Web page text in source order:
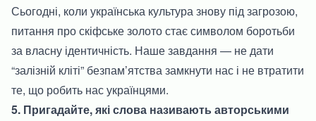
Сьогодні, коли українська культура знову під загрозою,
питання про скіфське золото стає символом боротьби
за власну ідентичність. Наше завдання — не дати
“залізній кліті” безпам’ятства замкнути нас і не втратити
те, що робить нас українцями.
5. Пригадайте, які слова називають авторськими